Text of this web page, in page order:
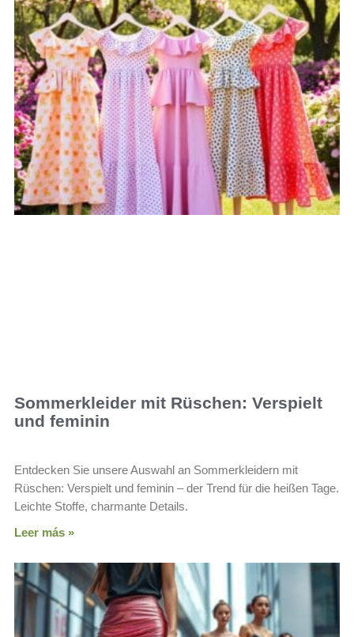
Sommerkleider mit Rüschen: Verspielt
und feminin
Entdecken Sie unsere Auswahl an Sommerkleidern mit
Rüschen: Verspielt und feminin – der Trend für die heißen Tage.
Leichte Stoffe, charmante Details.
Leer más »